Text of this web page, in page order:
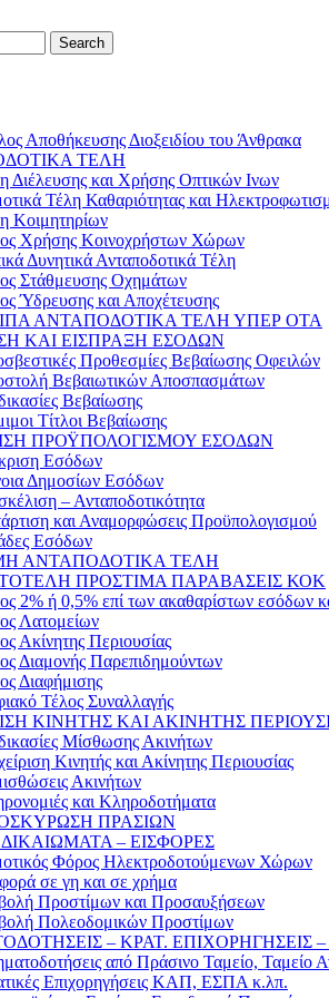
Search
Αποθήκευσης Διοξειδίου του Άνθρακα
ΤΕΛΗ
Διέλευσης και Χρήσης Οπτικών Ινων
Τέλη Καθαριότητας και
Κοιμητηρίων
Χρήσης Κοινοχρήστων Χώρων
Δυνητικά Ανταποδοτικά Τέλη
Στάθμευσης Οχημάτων
Ύδρευσης και Αποχέτευσης
ΑΝΤΑΠΟΔΟΤΙΚΑ ΤΕΛΗ ΥΠΕΡ ΟΤΑ
ΚΑΙ ΕΙΣΠΡΑΞΗ ΕΣΟΔΩΝ
Προθεσμίες Βεβαίωσης Οφειλών
Βεβαιωτικών Αποσπασμάτων
Βεβαίωσης
Τίτλοι Βεβαίωσης
ΠΡΟΫΠΟΛΟΓΙΣΜΟΥ ΕΣΟΔΩΝ
Εσόδων
Δημοσίων Εσόδων
– Ανταποδοτικότητα
και Αναμορφώσεις Προϋπολογισμού
Εσόδων
ΑΝΤΑΠΟΔΟΤΙΚΑ ΤΕΛΗ
ΠΡΟΣΤΙΜΑ ΠΑΡΑΒΑΣΕΙΣ ΚΟΚ
2% ή 0,5% επί των ακαθαρίστων εσόδων
Λατομείων
Ακίνητης Περιουσίας
Διαμονής Παρεπιδημούντων
Διαφήμισης
Τέλος Συναλλαγής
ΚΙΝΗΤΗΣ ΚΑΙ ΑΚΙΝΗΤΗΣ
Μίσθωσης Ακινήτων
Κινητής και Ακίνητης Περιουσίας
Ακινήτων
και Κληροδοτήματα
ΠΡΑΣΙΩΝ
– ΕΙΣΦΟΡΕΣ
Φόρος Ηλεκτροδοτούμενων Χώρων
σε γη και σε χρήμα
Προστίμων και Προσαυξήσεων
Πολεοδομικών Προστίμων
– ΚΡΑΤ.
από Πράσινο Ταμείο,
Επιχορηγήσεις ΚΑΠ, ΕΣΠΑ κ.λπ.